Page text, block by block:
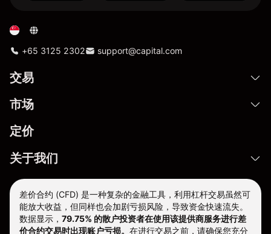
+65 3125 2302 support@capital.com
交易
市场
定价
关于我们
差价合约 (CFD) 是一种复杂的金融工具，利用杠杆交易虽然可
能放大收益，但同样也会加剧亏损风险，导致资金快速流失。
数据显示， 79.75% 的散户投资者在使用该提供商服务进行差
价合约交易时出现账户亏损。 在进行交易之前，请确保您充分